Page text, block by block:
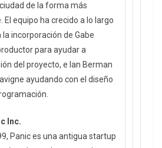
de la forma más
El equipo ha crecido a lo largo
la incorporación de Gabe
para ayudar a
del proyecto, e Ian Berman
ayudando con el diseño
Inc.
Panic es una antigua startup